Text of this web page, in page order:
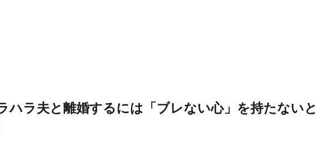
ハラ夫と離婚するには「ブレない心」を持たないと